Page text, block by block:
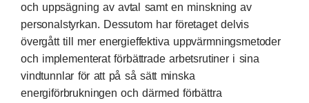
och uppsägning av avtal samt en minskning av
personalstyrkan. Dessutom har företaget delvis
övergått till mer energieffektiva uppvärmningsmetoder
och implementerat förbättrade arbetsrutiner i sina
vindtunnlar för att på så sätt minska
energiförbrukningen och därmed förbättra